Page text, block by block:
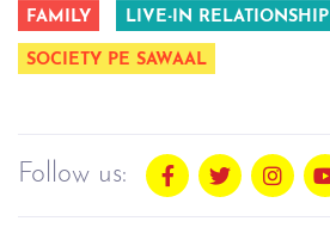
FAMILY LIVE-IN RELATIONSHIP
SOCIETY PE SAWAAL
Follow us: